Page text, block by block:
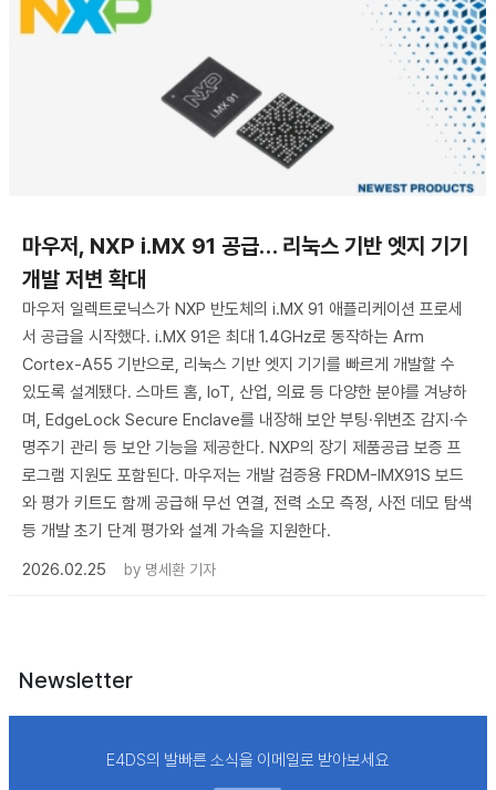
마우저, NXP i.MX 91 공급… 리눅스 기반 엣지 기기
개발 저변 확대
마우저 일렉트로닉스가 NXP 반도체의 i.MX 91 애플리케이션 프로세
서 공급을 시작했다. i.MX 91은 최대 1.4GHz로 동작하는 Arm
Cortex-A55 기반으로, 리눅스 기반 엣지 기기를 빠르게 개발할 수
있도록 설계됐다. 스마트 홈, IoT, 산업, 의료 등 다양한 분야를 겨냥하
며, EdgeLock Secure Enclave를 내장해 보안 부팅·위변조 감지·수
명주기 관리 등 보안 기능을 제공한다. NXP의 장기 제품공급 보증 프
로그램 지원도 포함된다. 마우저는 개발 검증용 FRDM-IMX91S 보드
와 평가 키트도 함께 공급해 무선 연결, 전력 소모 측정, 사전 데모 탐색
등 개발 초기 단계 평가와 설계 가속을 지원한다.
2026.02.25
by 명세환 기자
Newsletter
E4DS의 발빠른 소식을 이메일로 받아보세요